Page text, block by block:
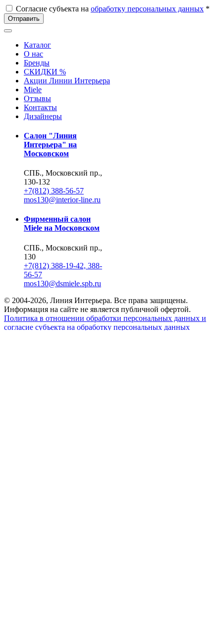
Согласие субъекта на обработку персональных данных *
Отправить
Каталог
О нас
Бренды
СКИДКИ %
Акции Линии Интерьера
Miele
Отзывы
Контакты
Дизайнеры
Салон "Линия
Интерьера" на
Московском
СПБ., Московский пр.,
130-132
+7(812) 388-56-57
mos130@interior-line.ru
Фирменный салон
Miele на Московском
СПБ., Московский пр.,
130
+7(812) 388-19-42, 388-
56-57
mos130@dsmiele.spb.ru
© 2004-2026, Линия Интерьера. Все права защищены.
Информация на сайте не является публичной офертой.
Политика в отношении обработки персональных данных и
согласие субъекта на обработку персональных данных